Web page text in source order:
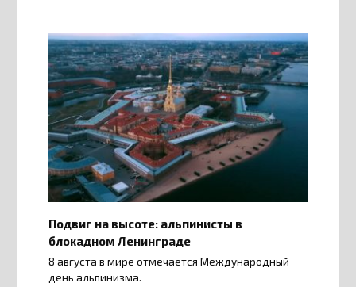
Подвиг на высоте: альпинисты в
блокадном Ленинграде
8 августа в мире отмечается Международный
день альпинизма.